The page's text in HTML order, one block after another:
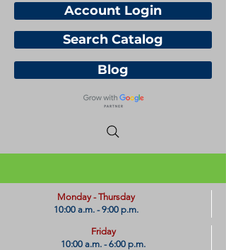
Account Login
Blog
​Monday - Thursday
10:00 a.m. - 9:00 p.m.
Friday
10:00 a.m. - 6:00 p.m.
Search Catalog